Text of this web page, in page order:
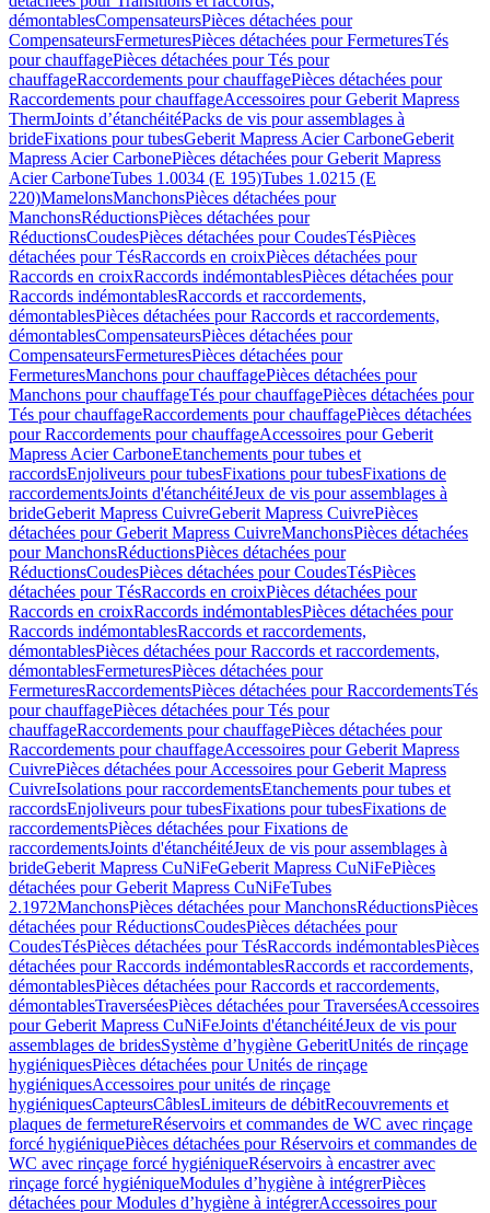
démontablesCompensateursPièces détachées pour
CompensateursFermeturesPièces détachées pour FermeturesTés
pour chauffagePièces détachées pour Tés pour
chauffageRaccordements pour chauffagePièces détachées pour
Raccordements pour chauffageAccessoires pour Geberit Mapress
ThermJoints d’étanchéitéPacks de vis pour assemblages à
brideFixations pour tubesGeberit Mapress Acier CarboneGeberit
Mapress Acier CarbonePièces détachées pour Geberit Mapress
Acier CarboneTubes 1.0034 (E 195)Tubes 1.0215 (E
220)MamelonsManchonsPièces détachées pour
ManchonsRéductionsPièces détachées pour
RéductionsCoudesPièces détachées pour CoudesTésPièces
détachées pour TésRaccords en croixPièces détachées pour
Raccords en croixRaccords indémontablesPièces détachées pour
Raccords indémontablesRaccords et raccordements,
démontablesPièces détachées pour Raccords et raccordements,
démontablesCompensateursPièces détachées pour
CompensateursFermeturesPièces détachées pour
FermeturesManchons pour chauffagePièces détachées pour
Manchons pour chauffageTés pour chauffagePièces détachées pour
Tés pour chauffageRaccordements pour chauffagePièces détachées
pour Raccordements pour chauffageAccessoires pour Geberit
Mapress Acier CarboneEtanchements pour tubes et
raccordsEnjoliveurs pour tubesFixations pour tubesFixations de
raccordementsJoints d'étanchéitéJeux de vis pour assemblages à
brideGeberit Mapress CuivreGeberit Mapress CuivrePièces
détachées pour Geberit Mapress CuivreManchonsPièces détachées
pour ManchonsRéductionsPièces détachées pour
RéductionsCoudesPièces détachées pour CoudesTésPièces
détachées pour TésRaccords en croixPièces détachées pour
Raccords en croixRaccords indémontablesPièces détachées pour
Raccords indémontablesRaccords et raccordements,
démontablesPièces détachées pour Raccords et raccordements,
démontablesFermeturesPièces détachées pour
FermeturesRaccordementsPièces détachées pour RaccordementsTés
pour chauffagePièces détachées pour Tés pour
chauffageRaccordements pour chauffagePièces détachées pour
Raccordements pour chauffageAccessoires pour Geberit Mapress
CuivrePièces détachées pour Accessoires pour Geberit Mapress
CuivreIsolations pour raccordementsEtanchements pour tubes et
raccordsEnjoliveurs pour tubesFixations pour tubesFixations de
raccordementsPièces détachées pour Fixations de
raccordementsJoints d'étanchéitéJeux de vis pour assemblages à
brideGeberit Mapress CuNiFeGeberit Mapress CuNiFePièces
détachées pour Geberit Mapress CuNiFeTubes
2.1972ManchonsPièces détachées pour ManchonsRéductionsPièces
détachées pour RéductionsCoudesPièces détachées pour
CoudesTésPièces détachées pour TésRaccords indémontablesPièces
détachées pour Raccords indémontablesRaccords et raccordements,
démontablesPièces détachées pour Raccords et raccordements,
démontablesTraverséesPièces détachées pour TraverséesAccessoires
pour Geberit Mapress CuNiFeJoints d'étanchéitéJeux de vis pour
assemblages de bridesSystème d’hygiène GeberitUnités de rinçage
hygiéniquesPièces détachées pour Unités de rinçage
hygiéniquesAccessoires pour unités de rinçage
hygiéniquesCapteursCâblesLimiteurs de débitRecouvrements et
plaques de fermetureRéservoirs et commandes de WC avec rinçage
forcé hygiéniquePièces détachées pour Réservoirs et commandes de
WC avec rinçage forcé hygiéniqueRéservoirs à encastrer avec
rinçage forcé hygiéniqueModules d’hygiène à intégrerPièces
détachées pour Modules d’hygiène à intégrerAccessoires pour